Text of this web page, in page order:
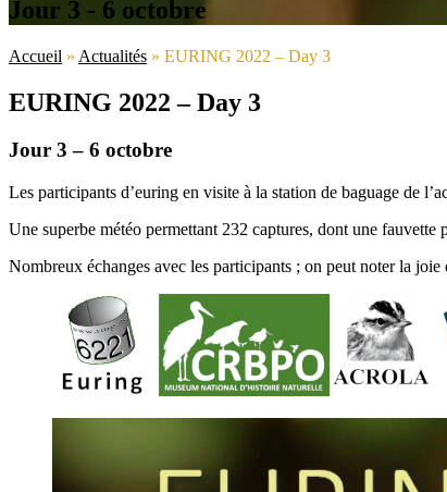
Jour 3 - 6 octobre
Accueil » Actualités » EURING 2022 – Day 3
EURING 2022 – Day 3
Jour 3 – 6 octobre
Les participants d’euring en visite à la station de baguage de
Une superbe météo permettant 232 captures, dont une fauvette
Nombreux échanges avec les participants ; on peut noter la joie